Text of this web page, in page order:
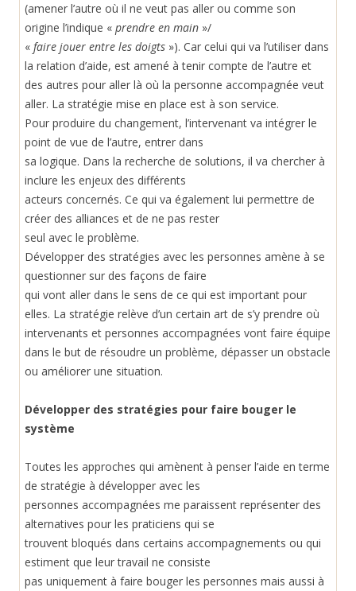
(amener l’autre où il ne veut pas aller ou comme son
origine l’indique « prendre en main »/
« faire jouer entre les doigts »). Car celui qui va l’utiliser dans
la relation d’aide, est amené à tenir compte de l’autre et
des autres pour aller là où la personne accompagnée veut
aller. La stratégie mise en place est à son service.
Pour produire du changement, l’intervenant va intégrer le
point de vue de l’autre, entrer dans
sa logique. Dans la recherche de solutions, il va chercher à
inclure les enjeux des différents
acteurs concernés. Ce qui va également lui permettre de
créer des alliances et de ne pas rester
seul avec le problème.
Développer des stratégies avec les personnes amène à se
questionner sur des façons de faire
qui vont aller dans le sens de ce qui est important pour
elles. La stratégie relève d’un certain art de s’y prendre où
intervenants et personnes accompagnées vont faire équipe
dans le but de résoudre un problème, dépasser un obstacle
ou améliorer une situation.
Développer des stratégies pour faire bouger le
système
Toutes les approches qui amènent à penser l’aide en terme
de stratégie à développer avec les
personnes accompagnées me paraissent représenter des
alternatives pour les praticiens qui se
trouvent bloqués dans certains accompagnements ou qui
estiment que leur travail ne consiste
pas uniquement à faire bouger les personnes mais aussi à